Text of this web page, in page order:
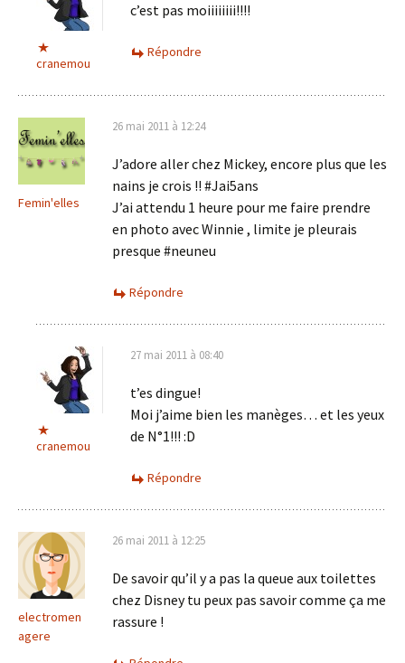
cranemou
c’est pas moiiiiiiii!!!!
Répondre
Femin'elles
26 mai 2011 à 12:24
J’adore aller chez Mickey, encore plus que les
nains je crois !! #Jai5ans
J’ai attendu 1 heure pour me faire prendre
en photo avec Winnie , limite je pleurais
presque #neuneu
Répondre
cranemou
27 mai 2011 à 08:40
t’es dingue!
Moi j’aime bien les manèges… et les yeux
de N°1!!! :D
Répondre
electromen
agere
26 mai 2011 à 12:25
De savoir qu’il y a pas la queue aux toilettes
chez Disney tu peux pas savoir comme ça me
rassure !